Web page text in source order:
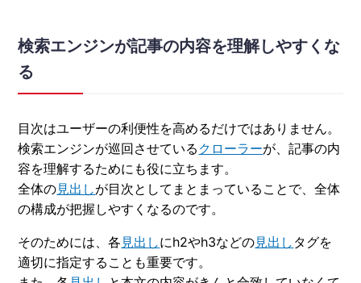
検索エンジンが記事の内容を理解しやすくな
る
目次はユーザーの利便性を高めるだけではありません。
検索エンジンが巡回させている クローラーが、記事の内
容を理解するためにも役に立ちます。
全体の見出しが目次としてまとまっていることで、全体
の構成が把握しやすくなるのです。
そのためには、各 見出しにh2やh3などの見出し タグを
適切に指定することも重要です。